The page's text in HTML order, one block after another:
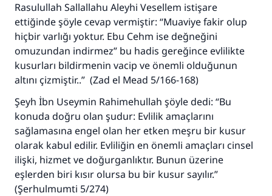
Rasulullah Sallallahu Aleyhi Vesellem istişare
ettiğinde şöyle cevap vermiştir: “Muaviye fakir olup
hiçbir varlığı yoktur. Ebu Cehm ise değneğini
omuzundan indirmez” bu hadis gereğince evlilikte
kusurları bildirmenin vacip ve önemli olduğunun
altını çizmiştir..” (Zad el Mead 5/166-168)
Şeyh İbn Useymin Rahimehullah şöyle dedi: “Bu
konuda doğru olan şudur: Evlilik amaçlarını
sağlamasına engel olan her etken meşru bir kusur
olarak kabul edilir. Evliliğin en önemli amaçları cinsel
ilişki, hizmet ve doğurganlıktır. Bunun üzerine
eşlerden biri kısır olursa bu bir kusur sayılır.”
(Şerhulmumti 5/274)
Şimdi katkı yapın!